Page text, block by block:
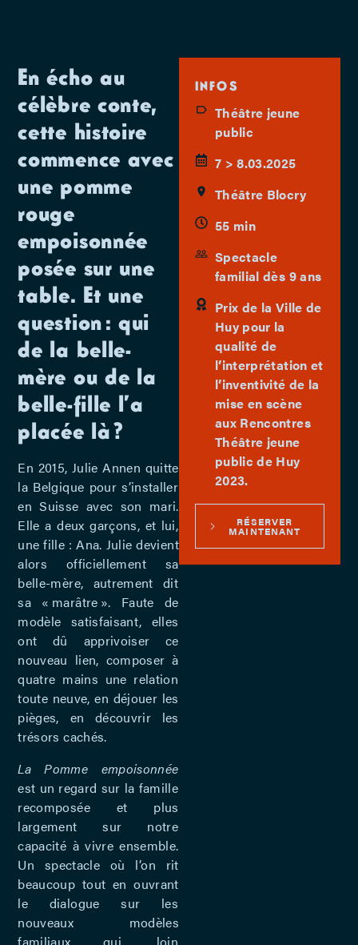
En écho au
célèbre conte,
cette histoire
commence avec
une pomme
rouge
empoisonnée
posée sur une
table. Et une
question : qui
de la belle-
mère ou de la
belle-fille l’a
placée là ?
En 2015, Julie Annen quitte
la Belgique pour s’installer
en Suisse avec son mari.
Elle a deux garçons, et lui,
une fille : Ana. Julie devient
alors officiellement sa
belle-mère, autrement dit
sa « marâtre ». Faute de
modèle satisfaisant, elles
ont dû apprivoiser ce
nouveau lien, composer à
quatre mains une relation
toute neuve, en déjouer les
pièges, en découvrir les
trésors cachés.
La Pomme empoisonnée
est un regard sur la famille
recomposée et plus
largement sur notre
capacité à vivre ensemble.
Un spectacle où l’on rit
beaucoup tout en ouvrant
le dialogue sur les
nouveaux modèles
familiaux qui, loin
INFOS
Théâtre jeune
public
7 > 8.03.2025
Théâtre Blocry
55 min
Spectacle
familial dès 9 ans
Prix de la Ville de
Huy pour la
qualité de
l’interprétation et
l’inventivité de la
mise en scène
aux Rencontres
Théâtre jeune
public de Huy
2023.
RÉSERVER
MAINTENANT